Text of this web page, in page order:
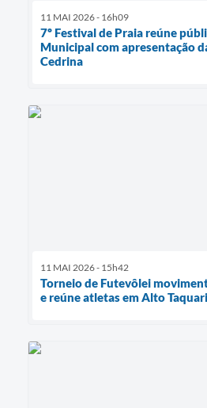
11 MAI 2026 - 16h09
7º Festival de Praia reúne
Municipal com apresentação
Cedrina
11 MAI 2026 - 15h42
Torneio de Futevôlei
e reúne atletas em Alto Taquari